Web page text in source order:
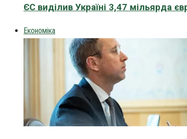
ЄС виділив Україні 3,47 мільярда
Економіка